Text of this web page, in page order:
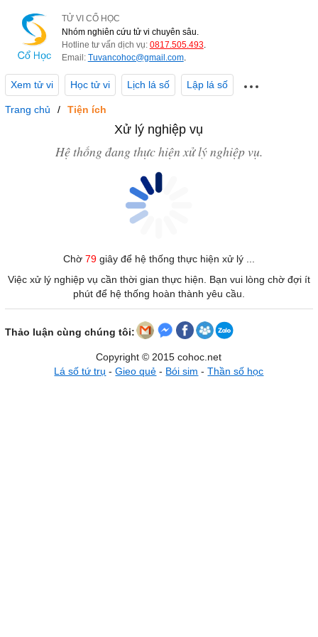
TỬ VI CỔ HỌC
Nhóm nghiên cứu tử vi chuyên sâu.
Hotline tư vấn dịch vụ: 0817.505.493.
Email: Tuvancohoc@gmail.com.
Xem tử vi Học tử vi Lịch lá số Lập lá số
Trang chủ Tiện ích
Xử lý nghiệp vụ
Hệ thống đang thực hiện xử lý nghiệp vụ.
Chờ 79giây để hệ thống thực hiện xử lý ...
Việc xử lý nghiệp vụ cần thời gian thực hiện. Bạn vui lòng chờ đợi ít
phút để hệ thống hoàn thành yêu cầu.
Thảo luận cùng chúng tôi:
Copyright © 2015 cohoc.net
Lá số tứ trụ -Gieo quẻ - Bói sim -Thần số học